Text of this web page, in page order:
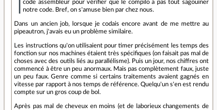
code assembleur pour vérifier que le compilo a pas tout sagouiner
notre code. Bref, on s'amuse bien par chez nous.
Dans un ancien job, lorsque je codais encore avant de me mettre au
pipeautron, j'avais eu un problème similaire.
Les instructions qu'on utilisaient pour timer précisément les temps des
fonction sur nos machines étaient très spécifiques (on faisait pas mal de
choses avec des outils liés au parallélisme). Puis un jour, nos chiffres ont
commencé à être un peu anormaux. Mais pas complètement faux, juste
un peu faux. Genre comme si certains traitements avaient gagnés en
vitesse par rapport à nos temps de référence. Quelqu'un s'en est rendu
compte sur un gros coup de bol.
Après pas mal de cheveux en moins (et de laborieux changements de